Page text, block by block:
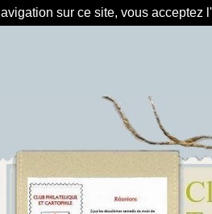
sur ce site, vous